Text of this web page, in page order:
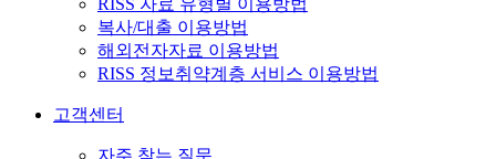
RISS 자료 유형별 이용방법
복사/대출 이용방법
해외전자자료 이용방법
RISS 정보취약계층 서비스 이용방법
고객센터
자주 찾는 질문